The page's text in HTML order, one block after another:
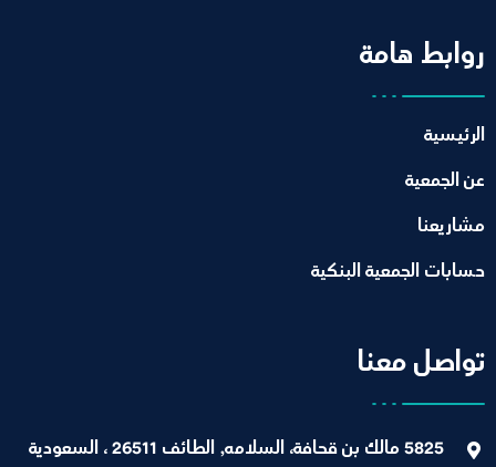
روابط هامة
الرئيسية
عن الجمعية
مشاريعنا
حسابات الجمعية البنكية
تواصل معنا
5825 مالك بن قحافة، السلامه, الطائف 26511 ، السعودية